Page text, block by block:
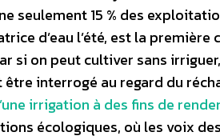
seulement 15 % des
d’eau l’été, est la
si on peut cultiver sans
interrogé au regard du
irrigation à des fins de
écologiques, où les voix